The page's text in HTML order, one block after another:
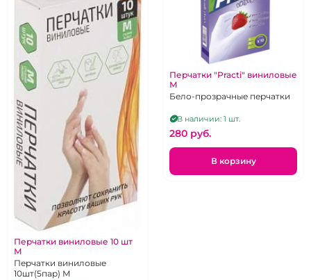
Перчатки виниловые 10 шт
М
Перчатки виниловые
10шт(5пар) М
Перчатки "Practi" виниловые
М
Бело-прозрачные перчатки
В наличии: 1 шт.
280 pуб.
В корзину